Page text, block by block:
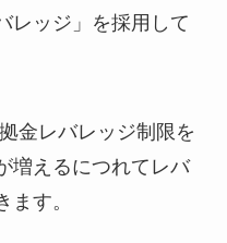
レッジ」を採用して
金レバレッジ制限を
増えるにつれてレバ
す。